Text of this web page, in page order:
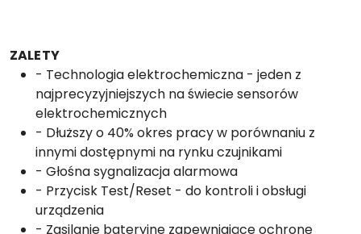
ZALETY
- Technologia elektrochemiczna - jeden z
najprecyzyjniejszych na świecie sensorów
elektrochemicznych
- Dłuższy o 40% okres pracy w porównaniu z
innymi dostępnymi na rynku czujnikami
- Głośna sygnalizacja alarmowa
- Przycisk Test/Reset - do kontroli i obsługi
urządzenia
- Zasilanie bateryjne zapewniające ochronę